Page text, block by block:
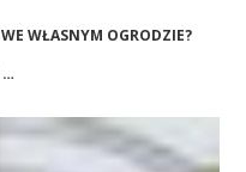
WŁASNYM OGRODZIE?
…